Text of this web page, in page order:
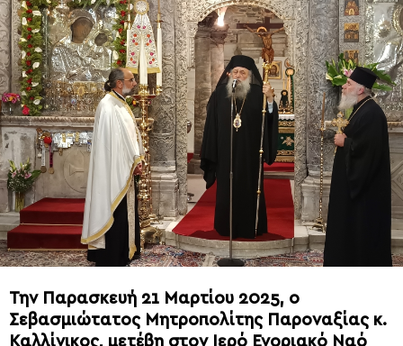
Την Παρασκευή 21 Μαρτίου 2025, ο
Σεβασμιώτατος Μητροπολίτης Παροναξίας κ.
Καλλίνικος, μετέβη στον Ιερό Ενοριακό Ναό